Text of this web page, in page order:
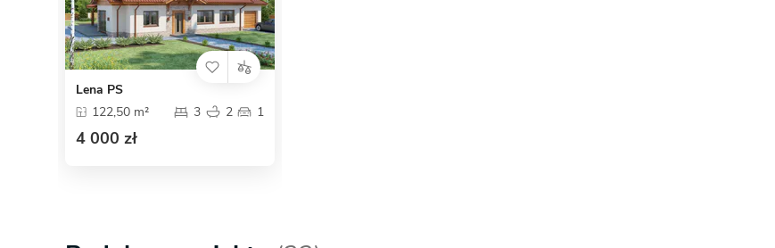
Lena PS
122,50 m²
3 2 1
4 000 zł